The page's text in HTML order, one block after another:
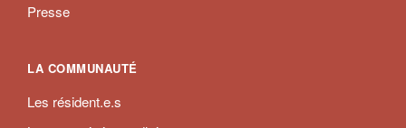
Presse
LA COMMUNAUTÉ
Les résident.e.s